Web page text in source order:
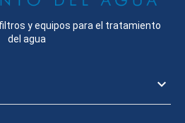
y equipos para el tratamiento
del agua
